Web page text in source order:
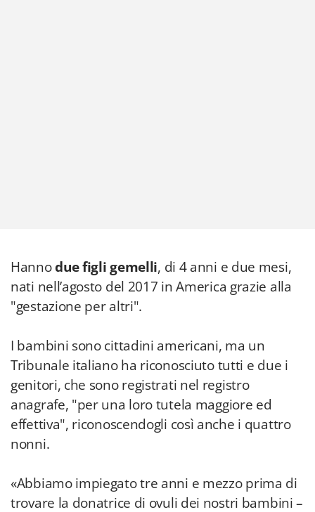
Hannodue figli gemelli, di 4 anni e due mesi,
nati nell’agosto del 2017 in America grazie alla
"gestazione per altri".
I bambini sono cittadini americani, ma un
Tribunale italiano ha riconosciuto tutti e due i
genitori, che sono registrati nel registro
anagrafe, "per una loro tutela maggiore ed
effettiva", riconoscendogli così anche i quattro
nonni.
«Abbiamo impiegato tre anni e mezzo prima di
trovare la donatrice di ovuli dei nostri bambini –